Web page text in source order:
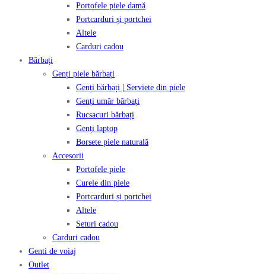
Portofele piele damă
Portcarduri și portchei
Altele
Carduri cadou
Bărbați
Genți piele bărbați
Genți bărbați | Serviete din piele
Genți umăr bărbați
Rucsacuri bărbați
Genți laptop
Borsete piele naturală
Accesorii
Portofele piele
Curele din piele
Portcarduri și portchei
Altele
Seturi cadou
Carduri cadou
Genti de voiaj
Outlet